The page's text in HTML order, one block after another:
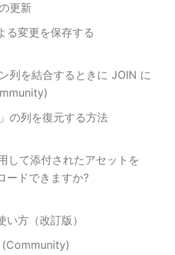
更新
る変更を保存する
列を結合するときに JOIN に
の列を復元する方法
して添付されたアセットを
ードできますか?
方（改訂版）
(Community)